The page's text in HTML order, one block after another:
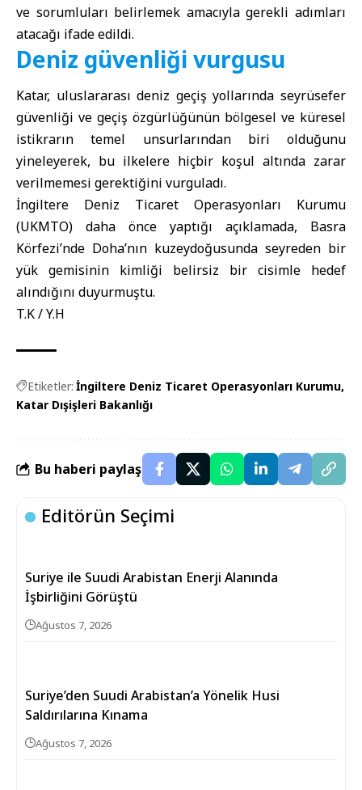
ve sorumluları belirlemek amacıyla gerekli adımları
atacağı ifade edildi.
Deniz güvenliği vurgusu
Katar, uluslararası deniz geçiş yollarında seyrüsefer
güvenliği ve geçiş özgürlüğünün bölgesel ve küresel
istikrarın temel unsurlarından biri olduğunu
yineleyerek, bu ilkelere hiçbir koşul altında zarar
verilmemesi gerektiğini vurguladı.
İngiltere Deniz Ticaret Operasyonları Kurumu
(UKMTO) daha önce yaptığı açıklamada, Basra
Körfezi’nde Doha’nın kuzeydoğusunda seyreden bir
yük gemisinin kimliği belirsiz bir cisimle hedef
alındığını duyurmuştu.
T.K / Y.H
Etiketler: İngiltere Deniz Ticaret Operasyonları Kurumu
Katar Dışişleri Bakanlığı
Bu haberi paylaş
Editörün Seçimi
Suriye ile Suudi Arabistan Enerji Alanında
İşbirliğini Görüştü
Ağustos 7, 2026
Suriye’den Suudi Arabistan’a Yönelik Husi
Saldırılarına Kınama
Ağustos 7, 2026